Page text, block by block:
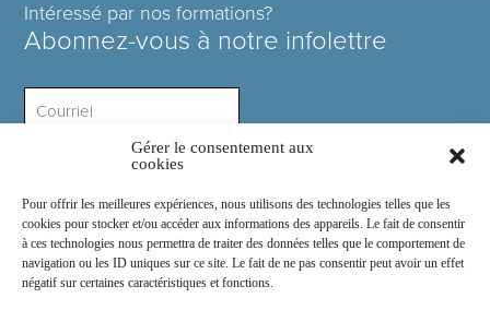
Gérer le consentement aux
cookies
Pour offrir les meilleures expériences, nous utilisons des technologies telles que les
cookies pour stocker et/ou accéder aux informations des appareils. Le fait de consentir
à ces technologies nous permettra de traiter des données telles que le comportement de
navigation ou les ID uniques sur ce site. Le fait de ne pas consentir peut avoir un effet
négatif sur certaines caractéristiques et fonctions.
Intéressé par nos formations?
Abonnez-vous à notre infolettre